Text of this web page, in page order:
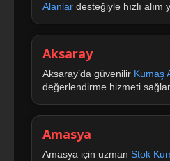
Alanlar desteğiyle hızlı alım
Aksaray
Aksaray’da güvenilir Kumaş
değerlendirme hizmeti
Amasya
Amasya için uzman Stok